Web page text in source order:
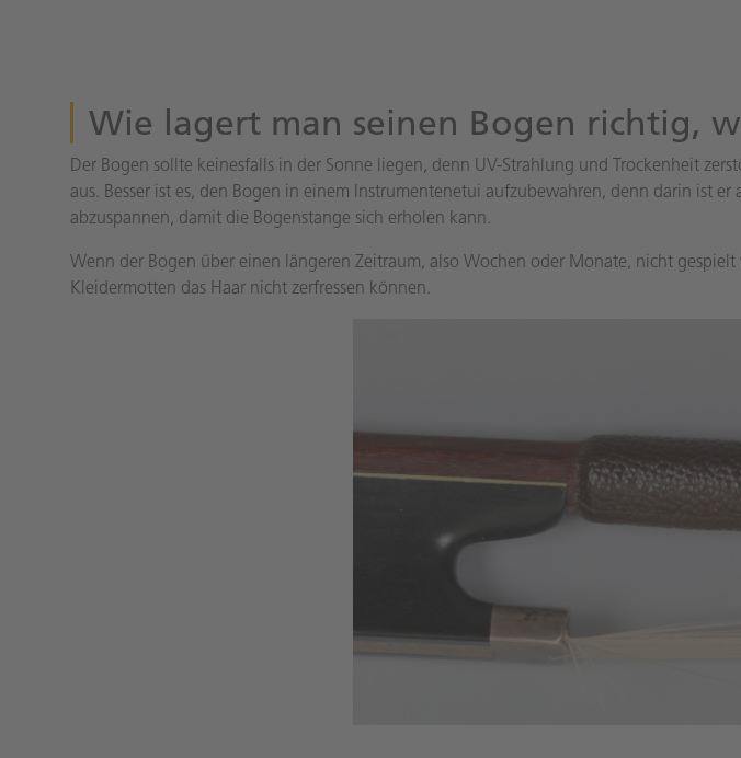
Wie lagert man seinen Bogen richtig,
Der Bogen sollte keinesfalls in der Sonne liegen, denn UV-Strahlung und Trockenheit
aus. Besser ist es, den Bogen in einem Instrumentenetui aufzubewahren, denn darin ist
abzuspannen, damit die Bogenstange sich erholen kann.
Wenn der Bogen über einen längeren Zeitraum, also Wochen oder Monate, nicht
Kleidermotten das Haar nicht zerfressen können.